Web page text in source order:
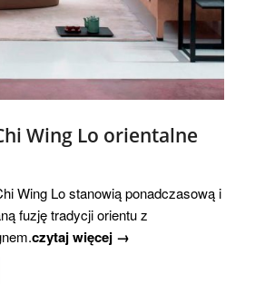
Wing Lo orientalne
Wing Lo stanowią ponadczasową i
fuzję tradycji orientu z
czytaj więcej →